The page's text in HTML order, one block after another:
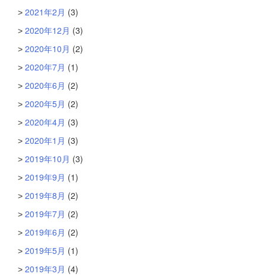
2021年2月 (3)
2020年12月 (3)
2020年10月 (2)
2020年7月 (1)
2020年6月 (2)
2020年5月 (2)
2020年4月 (3)
2020年1月 (3)
2019年10月 (3)
2019年9月 (1)
2019年8月 (2)
2019年7月 (2)
2019年6月 (2)
2019年5月 (1)
2019年3月 (4)